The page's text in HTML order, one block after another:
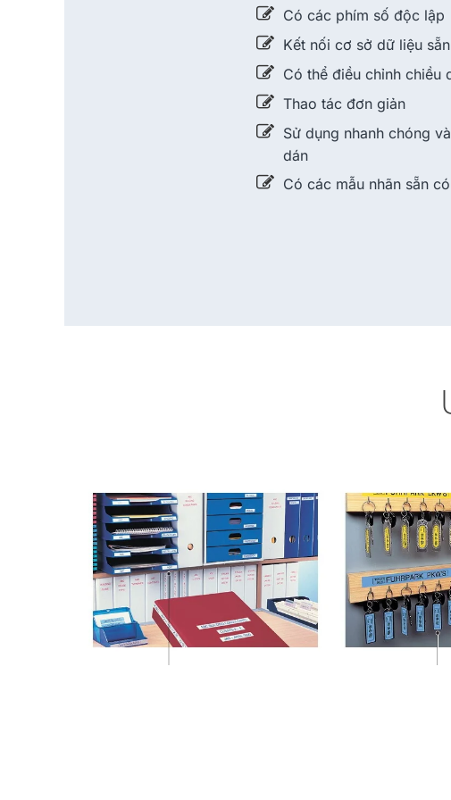
Có các phím số độc lập
Kết nối cơ sở dữ liệu
Có thể điều chỉnh chiều
Thao tác đơn giản
Sử dụng nhanh chóng
dán
Có các mẫu nhãn sẵn